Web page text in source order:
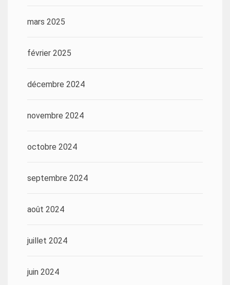
mars 2025
février 2025
décembre 2024
novembre 2024
octobre 2024
septembre 2024
août 2024
juillet 2024
juin 2024